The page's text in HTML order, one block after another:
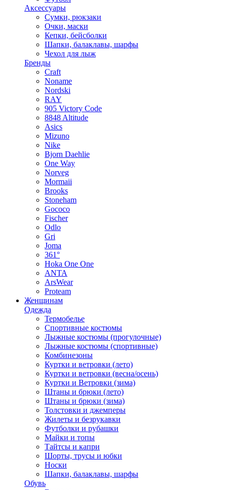
Аксессуары
Сумки, рюкзаки
Очки, маски
Кепки, бейсболки
Шапки, балаклавы, шарфы
Чехол для лыж
Бренды
Craft
Noname
Nordski
RAY
905 Victory Code
8848 Altitude
Asics
Mizuno
Nike
Bjorn Daehlie
One Way
Norveg
Mormaii
Brooks
Stoneham
Gococo
Fischer
Odlo
Gri
Joma
361°
Hoka One One
ANTA
ArsWear
Proteam
Женщинам
Одежда
Термобелье
Спортивные костюмы
Лыжные костюмы (прогулочные)
Лыжные костюмы (спортивные)
Комбинезоны
Куртки и ветровки (лето)
Куртки и ветровки (весна/осень)
Куртки и Ветровки (зима)
Штаны и брюки (лето)
Штаны и брюки (зима)
Толстовки и джемперы
Жилеты и безрукавки
Футболки и рубашки
Майки и топы
Тайтсы и капри
Шорты, трусы и юбки
Носки
Шапки, балаклавы, шарфы
Обувь